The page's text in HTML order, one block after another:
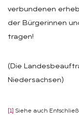
verbundenen
der Bürgerinnen
tragen!
(Die
Niedersachsen)
[1] Siehe auch